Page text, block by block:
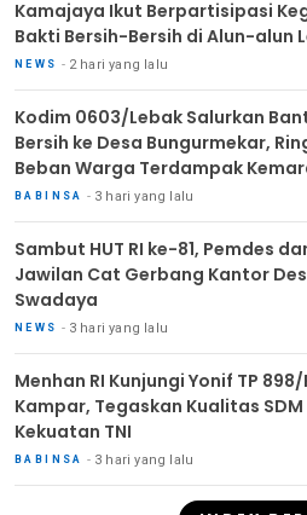
Kamajaya Ikut Berpartisipasi
Bakti Bersih-Bersih di Alun-alun
NEWS 2 hari yang lalu
Kodim 0603/Lebak Salurkan
Bersih ke Desa Bungurmekar,
Beban Warga Terdampak
BABINSA 3 hari yang lalu
Sambut HUT RI ke-81, Pemdes
Jawilan Cat Gerbang Kantor
Swadaya
NEWS 3 hari yang lalu
Menhan RI Kunjungi Yonif TP 898/
Kampar, Tegaskan Kualitas SDM
Kekuatan TNI
BABINSA 3 hari yang lalu